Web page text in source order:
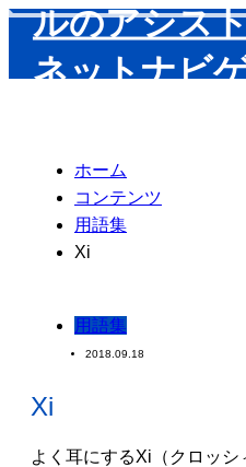
ホーム
コンテンツ
用語集
Xi
用語集
2018.09.18
Xi
よく耳にするXi（クロッ